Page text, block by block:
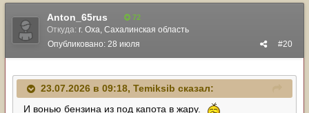
Anton_65rus 72
Откуда: г. Оха, Сахалинская область
#20
Опубликовано: 28 июля
23.07.2026 в 09:18, Temiksib сказал:
И вонью бензина из под капота в жару.